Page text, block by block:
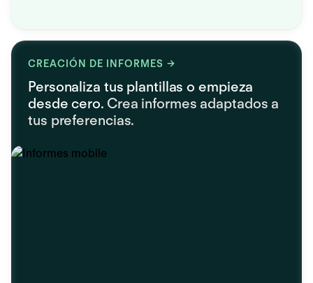
CREACIÓN DE INFORMES
Personaliza tus plantillas o empieza
desde cero. Crea informes adaptados a
tus preferencias.